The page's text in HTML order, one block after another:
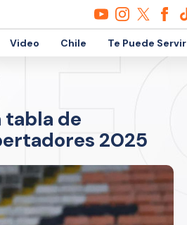
Video Chile Te Puede Servir
tabla de
2025